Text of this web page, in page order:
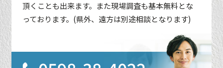
頂くことも出来ます。また現場調査も基本無料とな
っております。(県外、遠方は別途相談となります)